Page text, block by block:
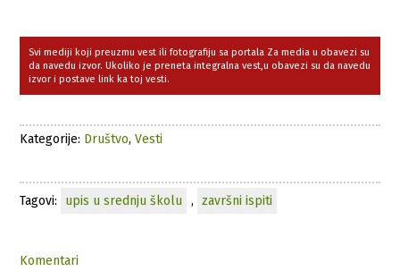
Svi mediji koji preuzmu vest ili fotografiju sa portala Za media u obavezi su
da navedu izvor. Ukoliko je preneta integralna vest,u obavezi su da navedu
izvor i postave link ka toj vesti.
Kategorije: Društvo,Vesti
Tagovi: upis u srednju školu , završni ispiti
Komentari